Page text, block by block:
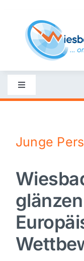
content
Toggle
Navigation
Nachrichten
Politik
Wirtschaft
Sport
Junge